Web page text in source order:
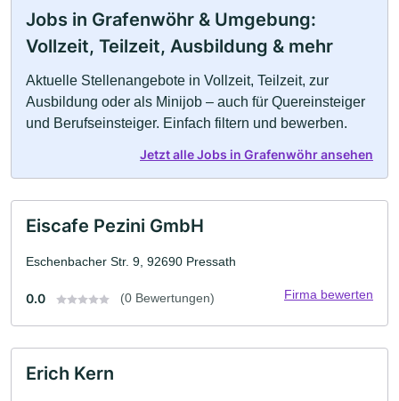
Jobs in Grafenwöhr & Umgebung:
Vollzeit, Teilzeit, Ausbildung & mehr
Aktuelle Stellenangebote in Vollzeit, Teilzeit, zur
Ausbildung oder als Minijob – auch für Quereinsteiger
und Berufseinsteiger. Einfach filtern und bewerben.
Jetzt alle Jobs in Grafenwöhr ansehen
Eiscafe Pezini GmbH
Eschenbacher Str. 9, 92690 Pressath
0.0 (0 Bewertungen) Firma bewerten
Erich Kern